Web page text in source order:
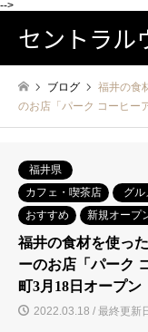
-->
セントラル
ブログ
福井の食
のお店「パーク コーヒー
福井県
カフェ・喫茶店
グル
おすすめ
新規オープ
福井の食材を使っ
ーのお店「パーク
町3月18日オープン
2022.03.18 / 最終更新